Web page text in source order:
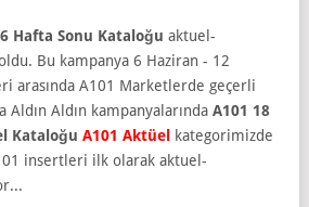
Hafta Sonu Kataloğu aktuel-
Bu kampanya 6 Haziran - 12
arasında A101 Marketlerde geçerli
Aldın Aldın kampanyalarında A101 18
Kataloğu A101 Aktüel
kategorimizde
insertleri ilk olarak aktuel-